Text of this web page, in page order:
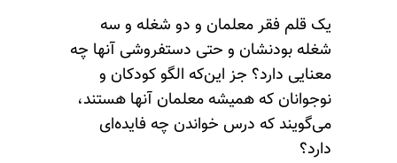
یک قلم فقر معلمان و دو شغله و سه
شغله بودنشان و حتی دستفروشی آنها چه
معنایی دارد؟ جز این‌که الگو کودکان و
نوجوانان که همیشه معلمان آنها هستند،
می‌گویند که درس خواندن چه فایده‌ای
دارد؟